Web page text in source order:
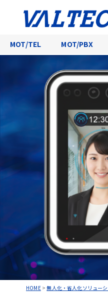
MOT/TEL MOT/PBX
HOME>無人化・省人化ソリュー